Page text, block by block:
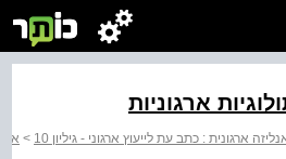
ארגוניות
ארגונית : כתב עת לייעוץ ארגוני - גיליון 10 >